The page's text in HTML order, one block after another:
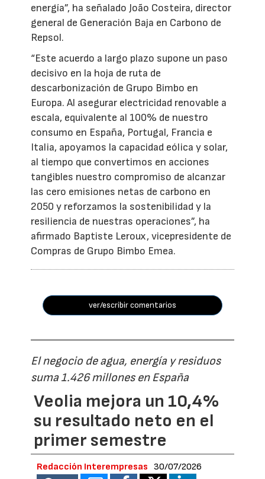
energía”, ha señalado João Costeira, director
general de Generación Baja en Carbono de
Repsol.
“Este acuerdo a largo plazo supone un paso
decisivo en la hoja de ruta de
descarbonización de Grupo Bimbo en
Europa. Al asegurar electricidad renovable a
escala, equivalente al 100% de nuestro
consumo en España, Portugal, Francia e
Italia, apoyamos la capacidad eólica y solar,
al tiempo que convertimos en acciones
tangibles nuestro compromiso de alcanzar
las cero emisiones netas de carbono en
2050 y reforzamos la sostenibilidad y la
resiliencia de nuestras operaciones”, ha
afirmado Baptiste Leroux, vicepresidente de
Compras de Grupo Bimbo Emea.
ver/escribir comentarios
El negocio de agua, energía y residuos
suma 1.426 millones en España
Veolia mejora un 10,4%
su resultado neto en el
primer semestre
Redacción Interempresas 30/07/2026